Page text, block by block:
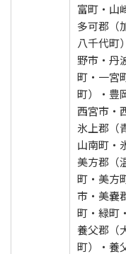
富町・山
多可郡（
八千代町
野市・丹
町・一宮
町）・豊
西宮市・
氷上郡（
山南町・
美方郡（
町・美方
市・美嚢
町・緑町
養父郡（
町）・養